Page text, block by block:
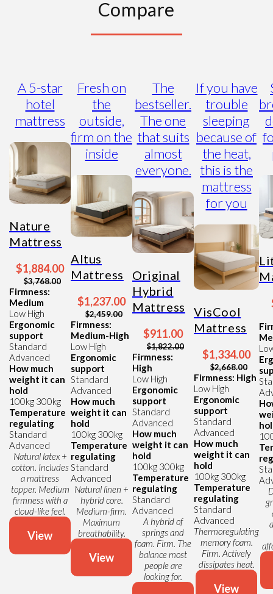
Compare
A 5-star
hotel
mattress
Nature
Mattress
$1,884.00
$3,768.00
Firmness:
Medium
Low High
Ergonomic
support
Standard
Advanced
How much
weight it can
hold
100kg 300kg
Temperature
regulating
Standard
Advanced
Natural latex +
cotton. Includes
a mattress
topper. Medium
firmness with a
cloud-like feel.
View
Fresh on
the
outside,
firm on the
inside
Altus
Mattress
$1,237.00
$2,459.00
Firmness:
Medium-High
Low High
Ergonomic
support
Standard
Advanced
How much
weight it can
hold
100kg 300kg
Temperature
regulating
Standard
Advanced
Natural linen +
hybrid core.
Medium-firm.
Maximum
breathability.
View
The
bestseller.
The one
that suits
almost
everyone.
Original
Hybrid
Mattress
$911.00
$1,822.00
Firmness:
High
Low High
Ergonomic
support
Standard
Advanced
How much
weight it can
hold
100kg 300kg
Temperature
regulating
Standard
Advanced
A hybrid of
springs and
foam. Firm. The
balance most
people are
looking for.
If you have
trouble
sleeping
because of
the heat,
this is the
mattress
for you
VisCool
Mattress
$1,334.00
$2,668.00
Firmness: High
Low High
Ergonomic
support
Standard
Advanced
How much
weight it can
hold
100kg 300kg
Temperature
regulating
Standard
Advanced
Thermoregulating
memory foam.
Firm. Actively
dissipates heat.
View